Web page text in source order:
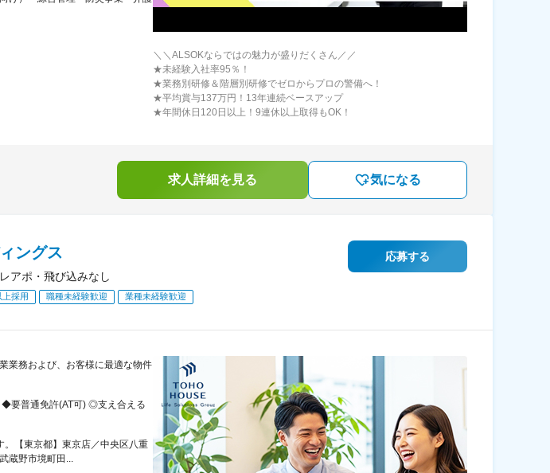
＼＼ALSOKならではの魅力が盛りだくさん／／
★未経験入社率95％！
★業務別研修＆階層別研修でゼロからプロの警備へ！
★平均賞与137万円！13年連続ベースアップ
★年間休日120日以上！9連休以上取得もOK！
求人詳細を見る 気になる
ングス
アポ・飛び込みなし
上採用 職種未経験歓迎 業種未経験歓迎
応募する
業務および、お客様に最適な物件
◆要普通免許(AT可) ◎支え合える
。【東京都】東京店／中央区八重
蔵野市境町田...